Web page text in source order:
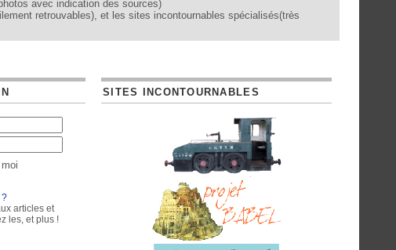
avec indication des sources)
retrouvables), et les sites incontournables spécialisés(très
?
articles et
les, et plus !
SITES INCONTOURNABLES